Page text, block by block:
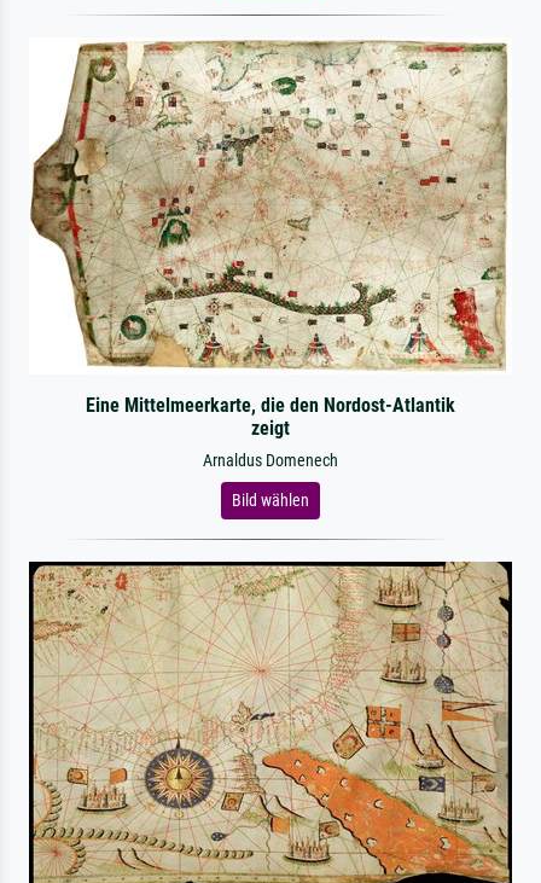
Eine Mittelmeerkarte, die den Nordost-Atlantik
zeigt
Arnaldus Domenech
Bild wählen